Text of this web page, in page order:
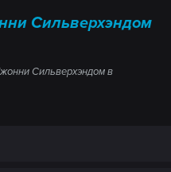
Сильверхэндом
Сильверхэндом в